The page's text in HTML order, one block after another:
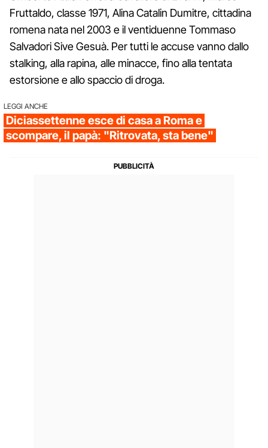
Fruttaldo, classe 1971, Alina Catalin Dumitre, cittadina
romena nata nel 2003 e il ventiduenne Tommaso
Salvadori Sive Gesuà. Per tutti le accuse vanno dallo
stalking, alla rapina, alle minacce, fino alla tentata
estorsione e allo spaccio di droga.
LEGGI ANCHE
Diciassettenne esce di casa a Roma e
scompare, il papà: "Ritrovata, sta bene"